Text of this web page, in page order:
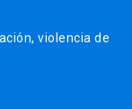
violencia de